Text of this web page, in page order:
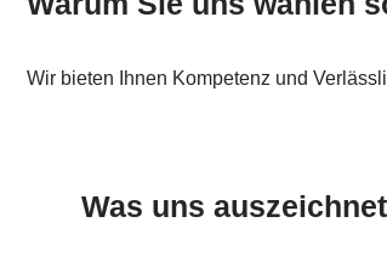
Wir bieten Ihnen Kompetenz und
Was uns auszeichnet